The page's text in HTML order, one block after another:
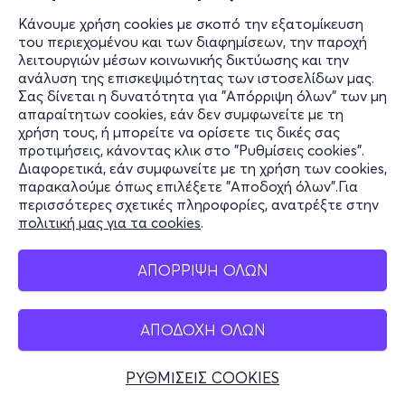
Κάνουμε χρήση cookies με σκοπό την εξατομίκευση
του περιεχομένου και των διαφημίσεων, την παροχή
λειτουργιών μέσων κοινωνικής δικτύωσης και την
ανάλυση της επισκεψιμότητας των ιστοσελίδων μας.
Σας δίνεται η δυνατότητα για "Απόρριψη όλων" των μη
απαραίτητων cookies, εάν δεν συμφωνείτε με τη
χρήση τους, ή μπορείτε να ορίσετε τις δικές σας
προτιμήσεις, κάνοντας κλικ στο "Ρυθμίσεις cookies".
Διαφορετικά, εάν συμφωνείτε με τη χρήση των cookies,
παρακαλούμε όπως επιλέξετε "Αποδοχή όλων".Για
περισσότερες σχετικές πληροφορίες, ανατρέξτε στην
πολιτική μας για τα cookies.
ΑΠΟΡΡΙΨΗ ΟΛΩΝ
ΑΠΟΔΟΧΗ ΟΛΩΝ
ΡΥΘΜΙΣΕΙΣ COOKIES
Θέατρο Χορν - Κολωνάκι, Αττική
από 20€
Εισιτήρια
Παρ, 13/11
21:00
ΜΑΡΤΥΡΑΣ ΚΑΤΗΓΟΡΙΑΣ 4ος Χρόνος
Αμερικής 10
Θέατρο Χορν - Κολωνάκι, Αττική
από 20€
Εισιτήρια